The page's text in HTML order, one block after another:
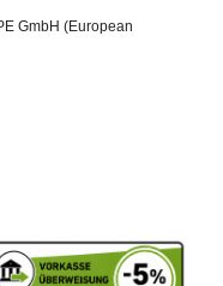
GmbH (European